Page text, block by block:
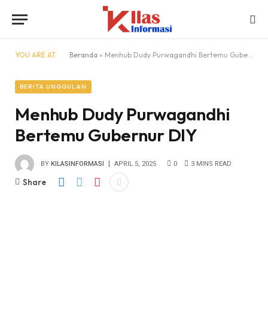
YOU ARE AT: Beranda » Menhub Dudy Purwagandhi Bertemu Gubernur DIY
BERITA UNGGULAN
Menhub Dudy Purwagandhi
Bertemu Gubernur DIY
BY KILASINFORMASI APRIL 5, 2025 0 3 MINS READ
Share